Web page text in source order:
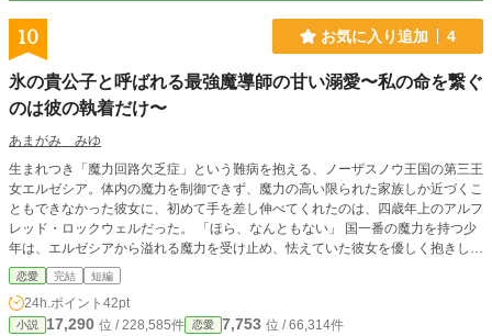
10 お気に入り追加 4
氷の貴公子と呼ばれる最強魔導師の甘い溺愛〜私の命を繋ぐ
のは彼の執着だけ〜
あまがみ みゆ
生まれつき「魔力回路欠乏症」という難病を抱える、ノーザスノウ王国の第三王
女エルゼシア。体内の魔力を制御できず、魔力の高い限られた家族しか近づくこ
ともできなかった彼女に、初めて手を差し伸べてくれたのは、四歳年上のアルフ
レッド・ロックウェルだった。 「ほら、なんともない」 国一番の魔力を持つ少
年は、エルゼシアから溢れる魔力を受け止め、怯えていた彼女を優しく抱きしめ
た。 数年後、「氷の貴公子」と呼ばれる最強魔導師となったアルフレッド。最
愛のエルゼシアの命を繋ぐため、自らの魔力で彼女の中に一生解けることのない
呪印をほどこし、エルゼシアを守り続けている 圧倒的魔力で恐れられる男は、
今日も婚約者エルゼシアの前でだけは、甘く微笑み、彼女に近づく男たちを嫉妬
恋愛 完結 短編
24h.ポイント 42pt
小説 17,290 位 / 228,585件 恋愛 7,753 位 / 66,314件